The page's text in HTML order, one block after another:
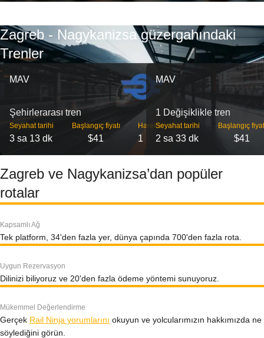
Zagreb - Nagykanizsa güzergahındaki
Trenler
MAV
Şehirlerarası tren
Seyahat tarihi
3 sa 13 dk
Başlangıç ​​fiyatı
$41
Hareket
1
MAV
1 Değişiklikle tren
Seyahat tarihi
2 sa 33 dk
Başlangıç
$41
Zagreb ve Nagykanizsa’dan popüler
rotalar
Kapsamlı Ağ
Tek platform, 34'den fazla yer, dünya çapında 700'den fazla rota.
Uygun Rezervasyon
Dilinizi biliyoruz ve 20'den fazla ödeme yöntemi sunuyoruz.
Mükemmel Değerlendirme
Gerçek Rail Ninja yorumlarını okuyun ve yolcularımızın hakkımızda ne
söylediğini görün.